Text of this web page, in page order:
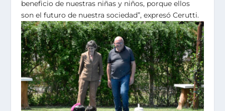
beneficio de nuestras niñas y niños, porque ellos
son el futuro de nuestra sociedad”, expresó Cerutti.